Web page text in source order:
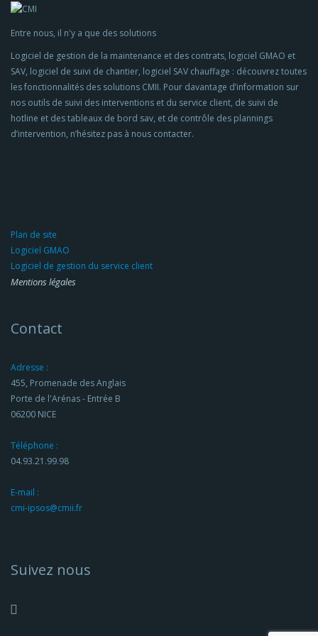
Entre nous, il n'y a que des solutions
Logiciel de gestion de la maintenance et des contrats, logiciel GMAO et
SAV, logiciel de suivi de chantier, logiciel SAV chauffage : découvrez toutes
les fonctionnalités des solutions CMII. Pour davantage d’information sur
nos outils de suivi des interventions et du service client, de suivi de
hotline et des tableaux de bord sav, et de contrôle des plannings
d’intervention, n’hésitez pas à nous contacter.
Plan de site
Logiciel GMAO
Logiciel de gestion du service client
Mentions légales
Contact
Adresse :
455, Promenade des Anglais
Porte de l'Arénas - Entrée B
06200 NICE
Téléphone :
04.93.21.99.98
E-mail :
cmi-ipsos@cmii.fr
Suivez nous